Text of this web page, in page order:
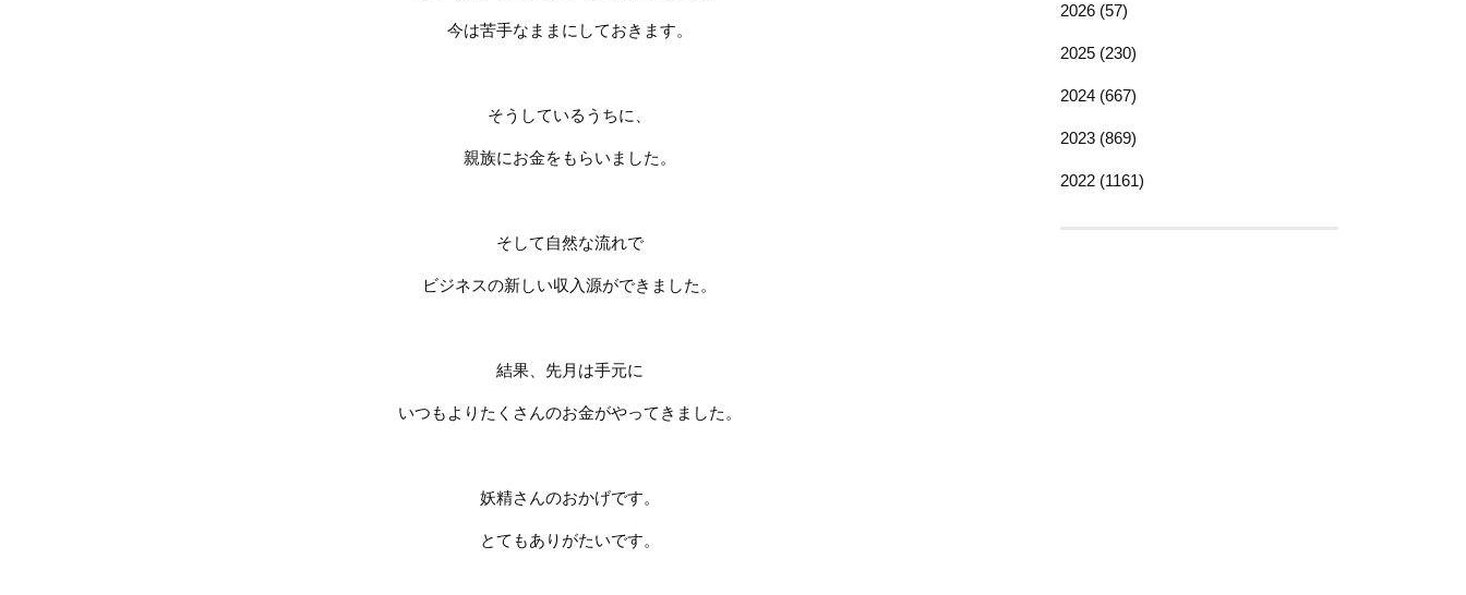
今は苦手なままにしておきます。
そうしているうちに、
親族にお金をもらいました。
そして自然な流れで
ビジネスの新しい収入源ができました。
結果、先月は手元に
いつもよりたくさんのお金がやってきました。
妖精さんのおかげです。
とてもありがたいです。
2026 (57)
2025 (230)
2024 (667)
2023 (869)
2022 (1161)